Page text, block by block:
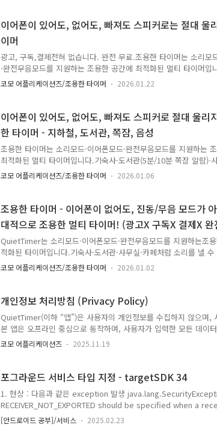
이어폰이 있어도, 없어도, 빠져도 스피커로는 절대 울
이머
광고, 구독,결제전혀 없습니다. 완전 무료.조용한 타이머는 소리모
·완전무음모드를 지원하는 조용한 공간에 최적화된 멀티 타이머입
있어도, 없어도, 빠져도스피커로 절대 울리지 않는 타이머.기숙사·
분 쪽잠 알람)·사무실·스터디 카페(공부, 독서)·독서실·커피숍·대중
요.개별 타이머 실행 중에도이어폰 모드로 퀵 전환을 하면이어폰
소리 없이 화면 / 진동 / 플래시로만 알려요!이어폰이 연결 되어있
로만 소리가 나와요!완벽한 나만의 집중 타이머!타이머를 사용할 때
모·세션 기록이 자동으로 남아시간이 지날수록 나만의 루틴과 생
스럽게 보입니다...
코모 어플리케이션즈/조용한 타이머 2026.01.22
이어폰이 있어도, 없어도, 빠져도 스피커로 절대 울리
한 타이머 - 지하철, 도서관, 쪽잠, 음성
조용한 타이머는 소리모드·이어폰모드·완전무음모드를 지원하는
최적화된 멀티 타이머입니다.기숙사·도서관(5분/10분 쪽잠 알람)·
카페(공부, 독서)·커피숍·대중교통(지하철/버스)처럼 소리를 낼 수
도 안심하고 사용할 수 있도록 설계됐어요.개별 타이머 실행 중에도
려요!이어폰이 연결 되어있으면 이어폰으로만 소리가 나와요!타이
마다 감정·메모·세션 기록이 자동으로 남아시간이 지날수록 나만
패턴이 자연스럽게 보입니다. 광고 없음결제 없음구독 없음
https://play.google.com/store/apps/
코모 어플리케이션즈/조용한 타이머 2026.01.06
조용한 타이머 - 이어폰이 없어도, 진동/무음 모드가
대적으로 조용한 멀티 타이머! (광고X 구독X 결제X
QuietTimer는 소리모드·이어폰모드·완전무음모드를 지원하는조
적화된 타이머입니다.기숙사·도서관·사무실·카페처럼 소리를 낼
서도안심하고 사용할 수 있도록 설계됐어요.이어폰 모드만 켜면이
단말기가 진동/무음/방해금지 모드가 아니어도! 완벽하게 조용하게
의 루틴과 생활 패턴이 자연스럽게 보입니다. 광고 없음!구독 없음!
전 무료!https://play.google.com/store/apps/details?
id=com.comostudio.quiettimer QuietTimer – 조용한 타이머
앱이어폰·완전 무음 모드로 조용하게 쓰고, 감정·메모·..
코모 어플리케이션즈/조용한 타이머 2026.01.02
개인정보 처리방침 (Privacy Policy)
QuietTimer(이하 “앱”)은 사용자의 개인정보를 수집하지 않으며,
본 앱은 오프라인 중심으로 동작하며, 사용자가 입력한 모든 데이
집하는 개인정보 본 앱은 다음과 같은 정보를 수집하거나 저장하
개인 식별 정보위치 정보(GPS)앱 외부로 전송되는 어떠한 개인
는 제3자가 접근할 수 없습니다. 2. 분석(Analytics) QuietTimer는
용 통계(사용 패..
코모 어플리케이션즈 2025.11.19
포그라운드 서비스 타입 지정 - targetSDK 34
1. 현상 : 다음과 같은 exception 발생 java.lang.SecurityException: One of
RECEIVER_NOT_EXPORTED should be specified when a receiver isn't being registered exclusively
for system broadcasts 2. 원인Android 14 (API 레벨 34) 이상을
필수로 요구되며,누락 시 SecurityException이 발생하여 앱이 크
[안드로이드 공부]/서비스 2025.02.23